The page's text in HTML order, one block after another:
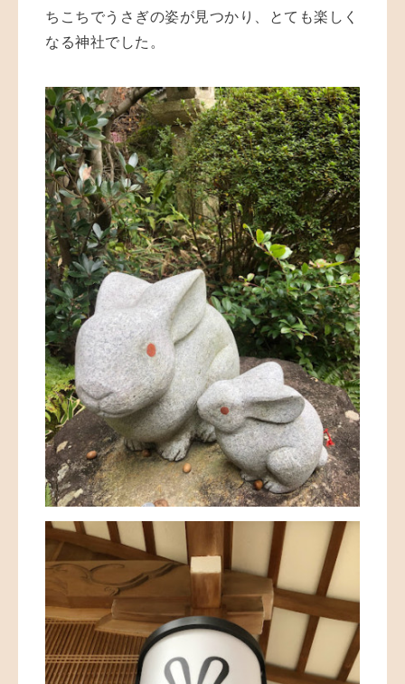
ちこちでうさぎの姿が見つかり、とても楽しく
なる神社でした。